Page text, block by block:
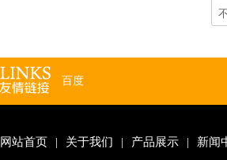
百度
网站首页 | 关于我们 | 产品展示 | 新闻